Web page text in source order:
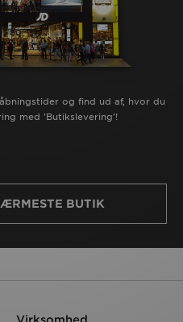
og find ud af, hvor du
med 'Butikslevering'!
BUTIK
Virksomhed